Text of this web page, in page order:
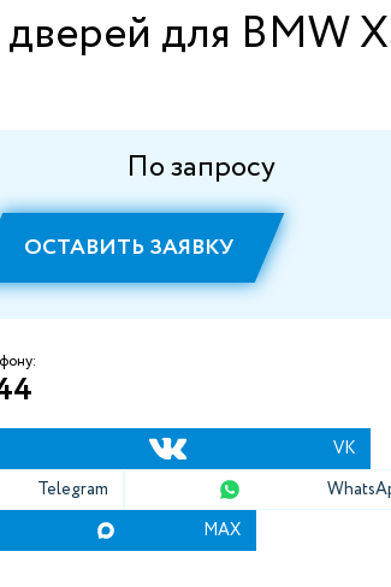
для BMW
По запросу
ОСТАВИТЬ ЗАЯВКУ
VK
Telegram
MAX